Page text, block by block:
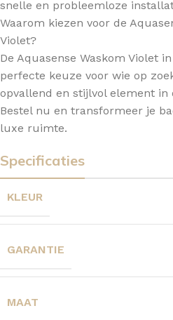
snelle en probleemloze
Waarom kiezen voor de
Violet?
De Aquasense Waskom Violet
perfecte keuze voor wie op
opvallend en stijlvol element in
Bestel nu en transformeer je
luxe ruimte.
Specificaties
KLEUR
GARANTIE
MAAT